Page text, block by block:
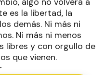
es la libertad, la
demás. Ni más ni
Ni más ni menos
libres y con orgullo de
que vienen.